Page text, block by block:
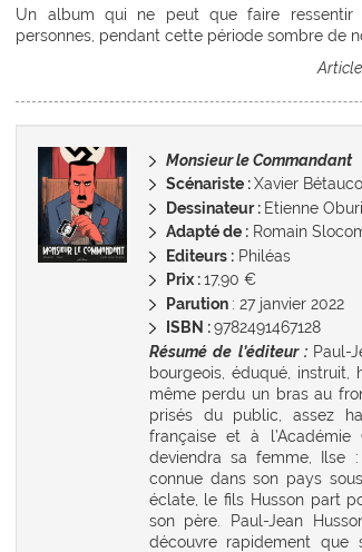
Un album qui ne peut que faire ressentir
personnes, pendant cette période sombre de
Monsieur le Commandant
Scénariste :Xavier
Dessinateur : Etienne
Adapté de :Romain
Editeurs :Philéas
Prix :17,90 €
Parution : 27 janvier 2022
ISBN :9782491467128
Résumé de l’éditeur : Paul-
bourgeois, éduqué,
même perdu un bras au
prisés du public, assez
française et à
deviendra sa femme, Ilse
connue dans son pays
éclate, le fils Husson part
son père. Paul-Jean
découvre rapidement